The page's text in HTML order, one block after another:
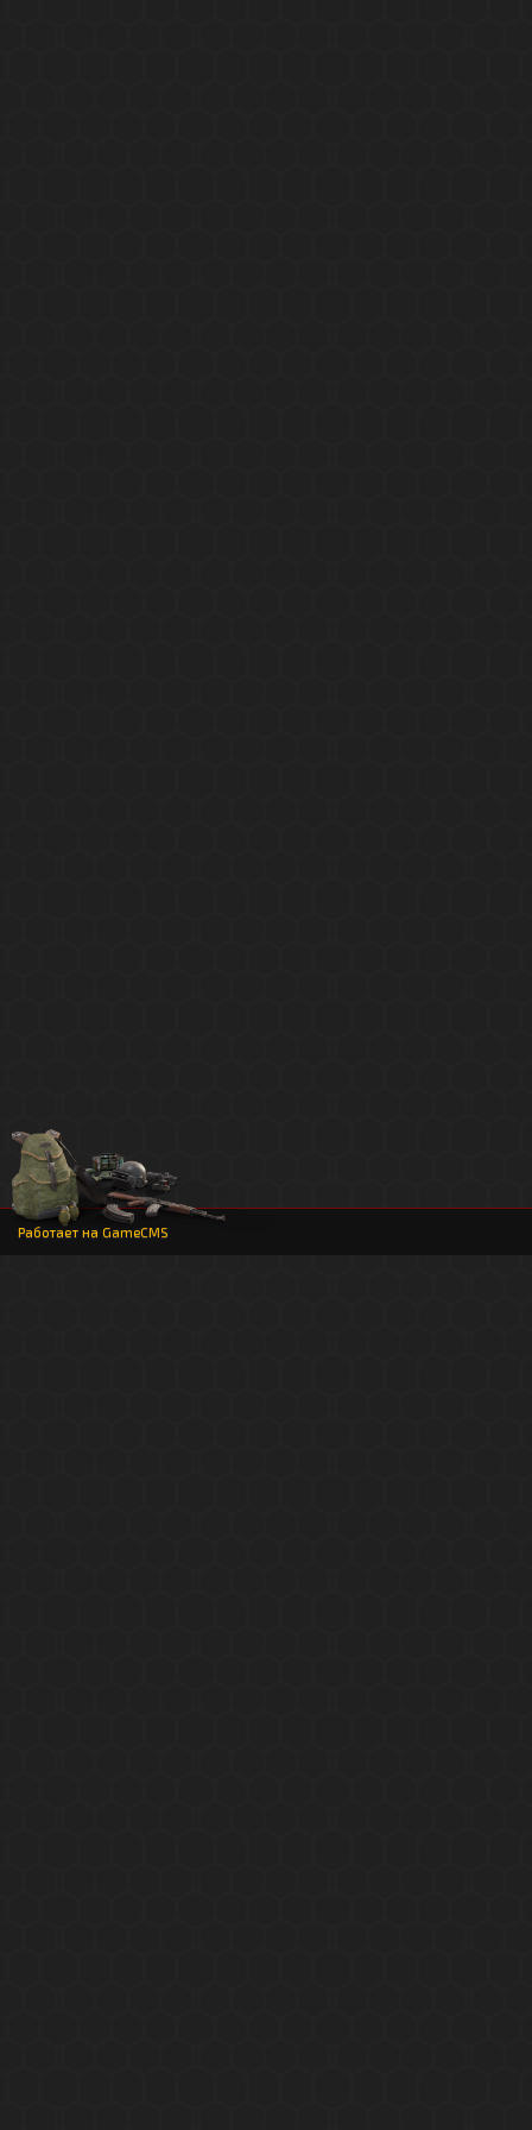
Работает на GameCMS